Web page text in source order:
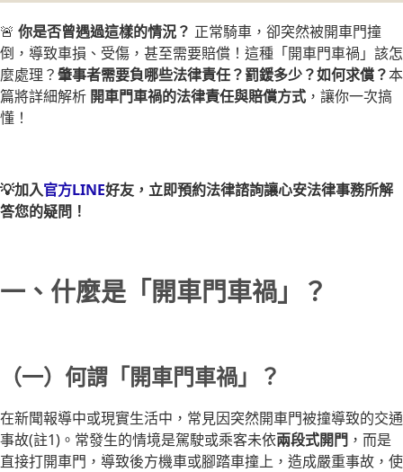
🚨 你是否曾遇過這樣的情況？ 正常騎車，卻突然被開車門撞
倒，導致車損、受傷，甚至需要賠償！這種「開車門車禍」該怎
麼處理？肇事者需要負哪些法律責任？罰鍰多少？如何求償？本
篇將詳細解析 開車門車禍的法律責任與賠償方式 ，讓你一次搞
懂！
💡加入官方LINE好友，立即預約法律諮詢讓心安法律事務所解
答您的疑問！
一、什麼是「開車門車禍」？
（一）何謂「開車門車禍」？
在新聞報導中或現實生活中，常見因突然開車門被撞導致的交通
事故(註1)。常發生的情境是駕駛或乘客未依兩段式開門 ，而是
直接打開車門，導致後方機車或腳踏車撞上，造成嚴重事故，使